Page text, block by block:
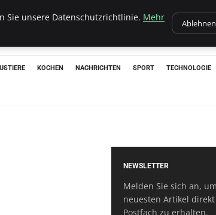
KOCHEN NACHRICHTEN SPORT TECHNOLOGIE
NEWSLETTER
Melden Sie sich an,
neuesten Artikel
Postfach zu erhalten.
Sie unsere Datenschutzrichtlinie. Mehr
Ablehnen